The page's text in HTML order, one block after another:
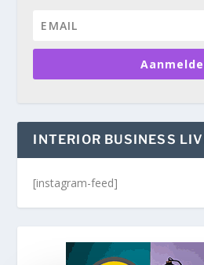
INTERIOR BUSINESS
[instagram-feed]